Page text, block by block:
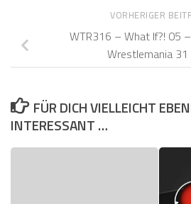
VORHERIGER
WTR316 – What If?! 05
Wrestlemania
FÜR DICH VIELLEICHT
INTERESSANT …